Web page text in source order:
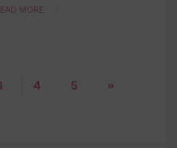
bé th....
MORE
4 5 »